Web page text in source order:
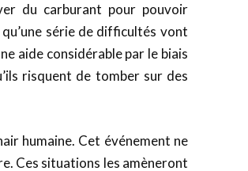
du carburant pour pouvoir
série de difficultés vont
aide considérable par le biais
risquent de tomber sur des
humaine. Cet événement ne
Ces situations les amèneront